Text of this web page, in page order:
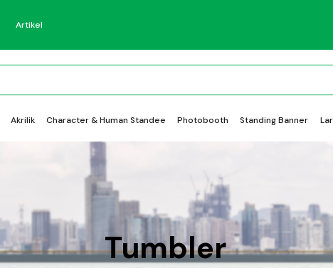
Artikel
Akrilik Character & Human Standee Photobooth Standing Banner
Tumbler